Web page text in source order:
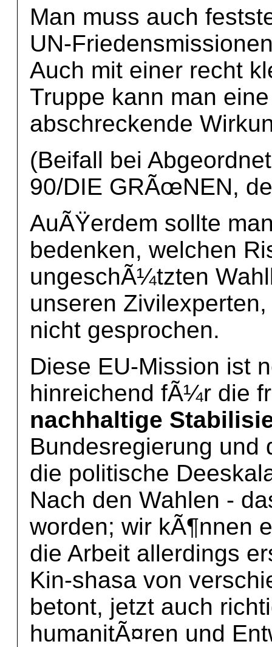
Man muss auch
UN-
Auch mit einer recht
Truppe kann man
abschreckende
(Beifall bei
90/DIE GRÃœNEN,
AuÃŸerdem sollte
bedenken, welchen
ungeschÃ¼tzten
unseren
nicht gesprochen.
Diese EU-Mission ist
hinreichend fÃ¼r die
nachhaltige
Bundesregierung
die politische
Nach den Wahlen -
worden; wir kÃ¶nnen
die Arbeit allerdings
Kin-shasa von
betont, jetzt auch
humanitÃ¤ren und